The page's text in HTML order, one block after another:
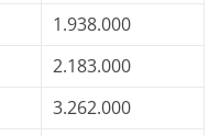
1.938.000
2.183.000
3.262.000